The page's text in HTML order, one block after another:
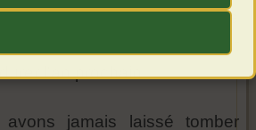
nous ne vous parlons même
l'an prochain.
jamais laissé tomber